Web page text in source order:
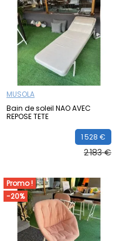
MUSOLA
Bain de soleil NAO AVEC
REPOSE TETE
1 528 €
2 183 €
Promo !
-20%